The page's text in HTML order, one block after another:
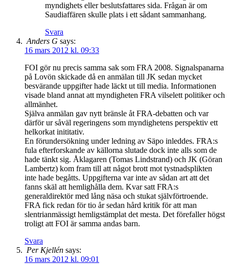
myndighets eller beslutsfattares sida. Frågan är om
Saudiaffären skulle plats i ett sådant sammanhang.
Svara
Anders G says:
16 mars 2012 kl. 09:33
FOI gör nu precis samma sak som FRA 2008. Signalspanarna
på Lovön skickade då en anmälan till JK sedan mycket
besvärande uppgifter hade läckt ut till media. Informationen
visade bland annat att myndigheten FRA vilselett politiker och
allmänhet.
Själva anmälan gav nytt bränsle åt FRA-debatten och var
därför ur såväl regeringens som myndighetens perspektiv ett
helkorkat inititativ.
En förundersökning under ledning av Säpo inleddes. FRA:s
fula efterforskande av källorna slutade dock inte alls som de
hade tänkt sig. Åklagaren (Tomas Lindstrand) och JK (Göran
Lambertz) kom fram till att något brott mot tystnadsplikten
inte hade begåtts. Uppgifterna var inte av sådan art att det
fanns skäl att hemlighålla dem. Kvar satt FRA:s
generaldirektör med lång näsa och stukat självförtroende.
FRA fick redan för tio år sedan hård kritik för att man
slentrianmässigt hemligstämplat det mesta. Det förefaller högst
troligt att FOI är samma andas barn.
Svara
Per Kjellén says:
16 mars 2012 kl. 09:01